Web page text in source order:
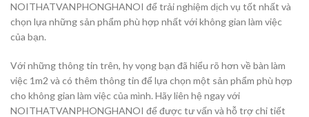
NOITHATVANPHONGHANOI để trải nghiệm dịch vụ tốt nhất và
chọn lựa những sản phẩm phù hợp nhất với không gian làm việc
của bạn.
Với những thông tin trên, hy vọng bạn đã hiểu rõ hơn về bàn làm
việc 1m2 và có thêm thông tin để lựa chọn một sản phẩm phù hợp
cho không gian làm việc của mình. Hãy liên hệ ngay với
NOITHATVANPHONGHANOI để được tư vấn và hỗ trợ chi tiết